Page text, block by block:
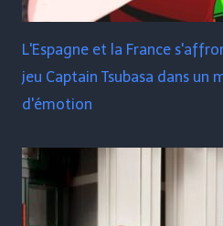
L'Espagne et la France
jeu Captain Tsubasa dans un
d'émotion